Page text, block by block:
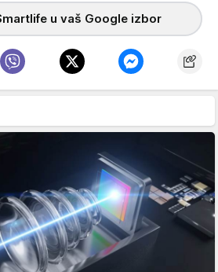
u vaš Google izbor